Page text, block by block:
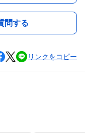
問する
リンクをコピー